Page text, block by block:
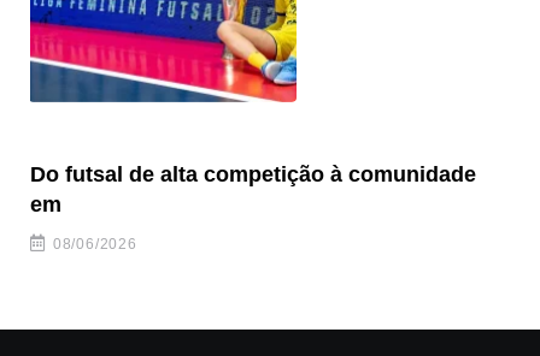
Do futsal de alta competição à comunidade
em
08/06/2026